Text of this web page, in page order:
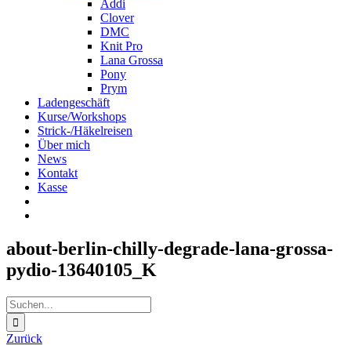
Addi
Clover
DMC
Knit Pro
Lana Grossa
Pony
Prym
Ladengeschäft
Kurse/Workshops
Strick-/Häkelreisen
Über mich
News
Kontakt
Kasse
about-berlin-chilly-degrade-lana-grossa-
pydio-13640105_K
Suche
nach:
Zurück